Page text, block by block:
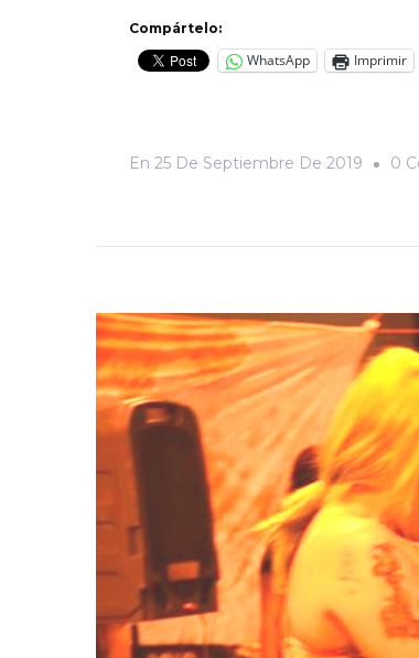
Compártelo:
WhatsApp Imprimir
En 25 De Septiembre De 2019 0